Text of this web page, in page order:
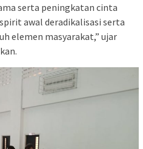
serta peningkatan cinta
awal deradikalisasi serta
elemen masyarakat,” ujar